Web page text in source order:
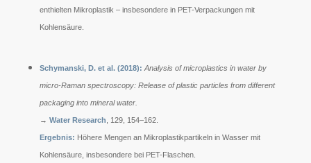
enthielten Mikroplastik – insbesondere in PET-Verpackungen mit
Kohlensäure.
Schymanski, D. et al. (2018): Analysis of microplastics in water by
micro-Raman spectroscopy: Release of plastic particles from different
packaging into mineral water.
→ Water Research , 129, 154–162.
Ergebnis: Höhere Mengen an Mikroplastikpartikeln in Wasser mit
Kohlensäure, insbesondere bei PET-Flaschen.